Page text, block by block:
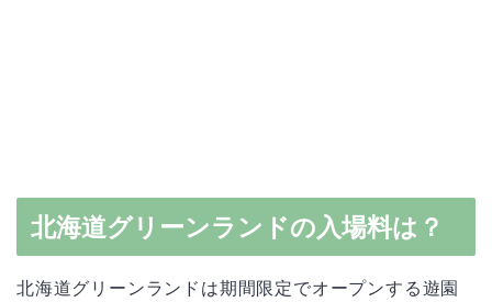
北海道グリーンランドの入場料は？
北海道グリーンランドは期間限定でオープンする遊園